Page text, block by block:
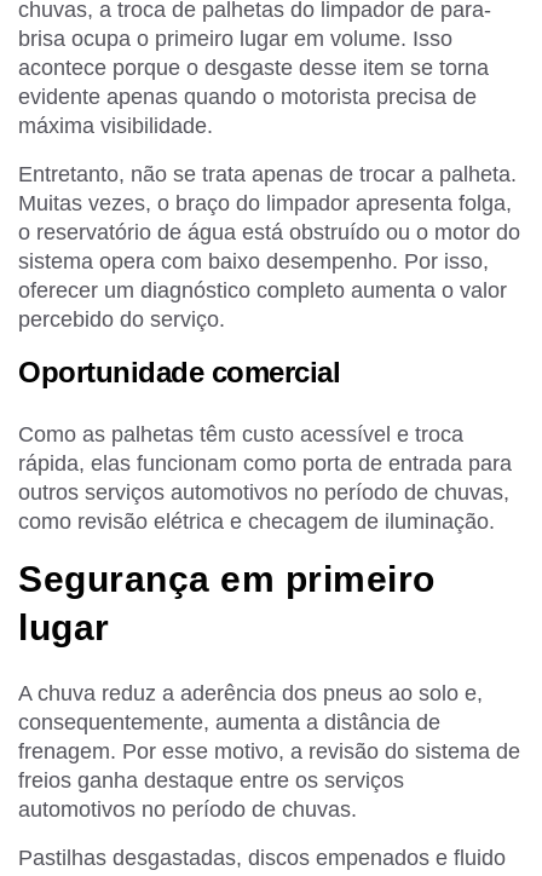
chuvas, a troca de palhetas do limpador de para-
brisa ocupa o primeiro lugar em volume. Isso
acontece porque o desgaste desse item se torna
evidente apenas quando o motorista precisa de
máxima visibilidade.
Entretanto, não se trata apenas de trocar a palheta.
Muitas vezes, o braço do limpador apresenta folga,
o reservatório de água está obstruído ou o motor do
sistema opera com baixo desempenho. Por isso,
oferecer um diagnóstico completo aumenta o valor
percebido do serviço.
Oportunidade comercial
Como as palhetas têm custo acessível e troca
rápida, elas funcionam como porta de entrada para
outros serviços automotivos no período de chuvas,
como revisão elétrica e checagem de iluminação.
Segurança em primeiro
lugar
A chuva reduz a aderência dos pneus ao solo e,
consequentemente, aumenta a distância de
frenagem. Por esse motivo, a revisão do sistema de
freios ganha destaque entre os serviços
automotivos no período de chuvas.
Pastilhas desgastadas, discos empenados e fluido